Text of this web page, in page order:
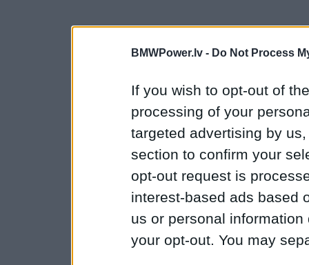
BMWPower.lv - Do Not Process
If you wish to opt-out of
processing of your
targeted advertising by
section to confirm your
opt-out request is
interest-based ads based
us or personal
your opt-out. You may